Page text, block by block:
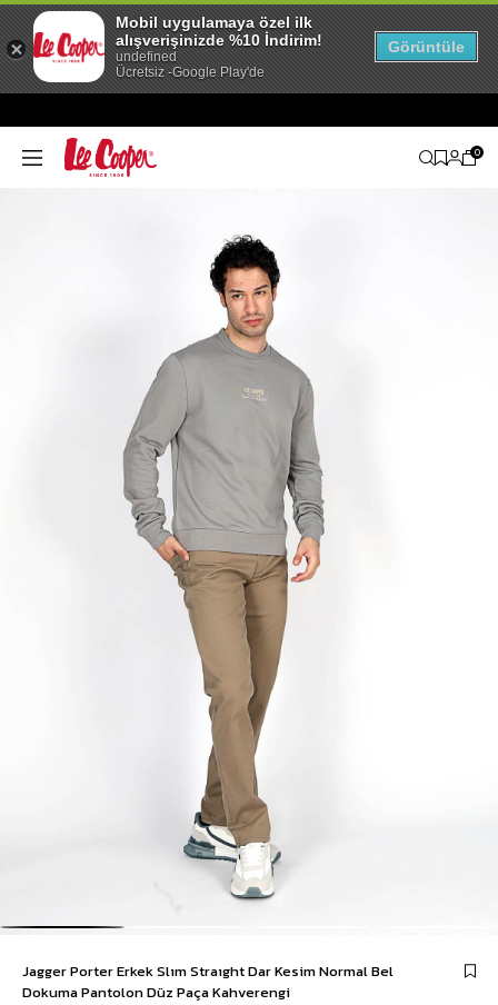
0
Jagger Porter Erkek Slım Straıght Dar Kesim Normal Bel
Dokuma Pantolon Düz Paça Kahverengi
Mobil uygulamaya özel ilk
alışverişinizde %10 İndirim!
undefined
Ücretsiz -Google Play'de
Görüntüle